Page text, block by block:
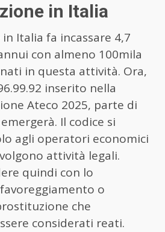
in Italia
Italia fa incassare 4,7
con almeno 100mila
in questa attività. Ora,
inserito nella
Ateco 2025, parte di
Il codice si
agli operatori economici
attività legali.
quindi con lo
o
che
considerati reati.